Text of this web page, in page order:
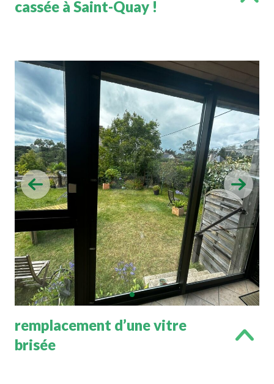
cassée à Saint-Quay !
remplacement d’une vitre
brisée